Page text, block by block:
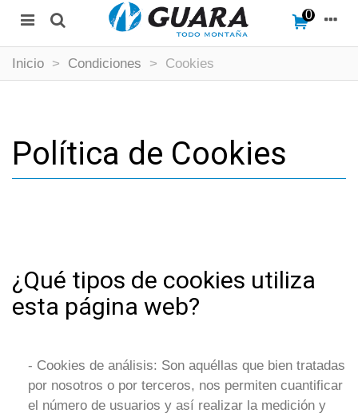
0
Inicio > Condiciones > Cookies
Política de Cookies
¿Qué tipos de cookies utiliza
esta página web?
- Cookies de análisis: Son aquéllas que bien tratadas
por nosotros o por terceros, nos permiten cuantificar
el número de usuarios y así realizar la medición y